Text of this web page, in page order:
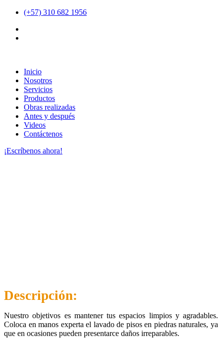
(+57) 310 682 1956
Inicio
Nosotros
Servicios
Productos
Obras realizadas
Antes y después
Videos
Contáctenos
¡Escríbenos ahora!
Descripción:
Nuestro objetivos es mantener tus espacios limpios y agradables.
Coloca en manos experta el lavado de pisos en piedras naturales, ya
que en ocasiones pueden presentarce daños irreparables.